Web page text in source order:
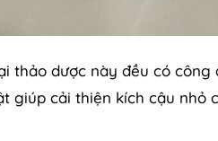
thảo dược này đều có
giúp cải thiện kích cậu nhỏ